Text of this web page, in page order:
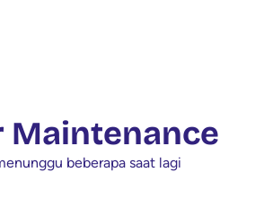
Maintenance
beberapa saat lagi